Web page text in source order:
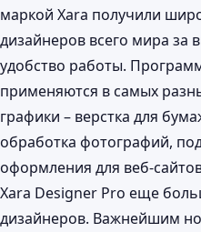
маркой Xara получили
дизайнеров всего мира за
удобство работы.
применяются в самых
графики – верстка для
обработка фотографий,
оформления для веб-
Xara Designer Pro еще
дизайнеров. Важнейшим